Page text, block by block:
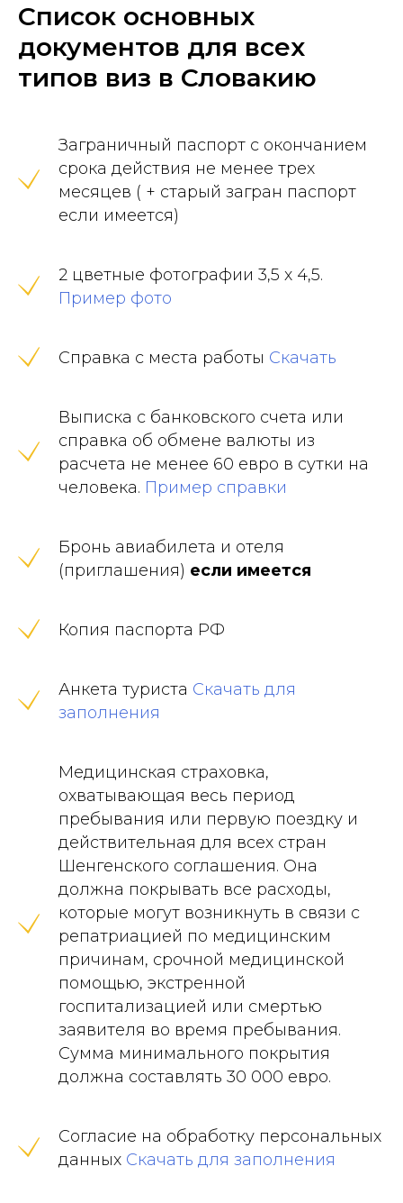
Список основных
документов для всех
типов виз в Словакию
Заграничный паспорт с окончанием
срока действия не менее трех
месяцев ( + старый загран паспорт
если имеется)
2 цветные фотографии 3,5 х 4,5.
Пример фото
Справка с места работы Скачать
Выписка с банковского счета или
справка об обмене валюты из
расчета не менее 60 евро в сутки на
человека. Пример справки
Бронь авиабилета и отеля
(приглашения) если имеется
Копия паспорта РФ
Анкета туриста Скачать для
заполнения
Медицинская страховка,
охватывающая весь период
пребывания или первую поездку и
действительная для всех стран
Шенгенского соглашения. Она
должна покрывать все расходы,
которые могут возникнуть в связи с
репатриацией по медицинским
причинам, срочной медицинской
помощью, экстренной
госпитализацией или смертью
заявителя во время пребывания.
Сумма минимального покрытия
должна составлять 30 000 евро.
Согласие на обработку персональных
данных Скачать для заполнения